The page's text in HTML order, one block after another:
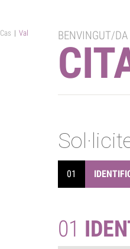
Cas | Val BENVINGUT/DA
01
01